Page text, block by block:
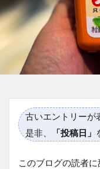
古いエントリーが
是非、
「投稿日」
このブログの読者